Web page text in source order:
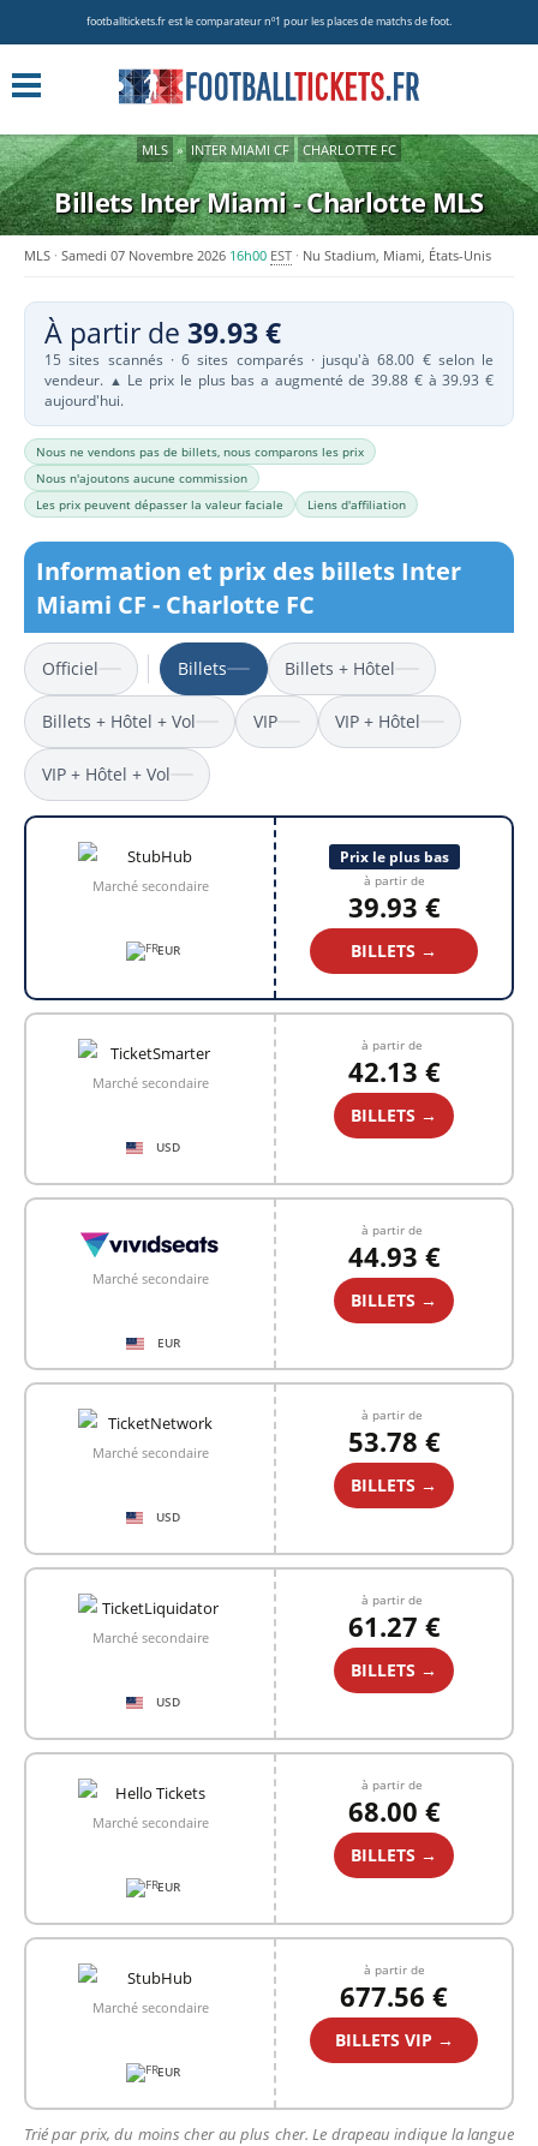
footballtickets.fr est le comparateur nº1 pour les places de matchs de foot.
MLS » INTER MIAMI CF CHARLOTTE FC
Billets Inter Miami - CharlotteMLS
MLS Samedi 07 Novembre 2026 16h00 EST Nu Stadium, Miami, États-Unis
À partir de 39.93 €
15 sites scannés · 6 sites comparés · jusqu'à 68.00 € selon le
vendeur. ▲ Le prix le plus bas a augmenté de 39.88 € à 39.93 €
aujourd'hui.
Nous ne vendons pas de billets, nous comparons les prix
Nous n'ajoutons aucune commission
Les prix peuvent dépasser la valeur faciale
Liens d'affiliation
Information et prix des billets Inter
Miami CF - Charlotte FC
Officiel Billets Billets + Hôtel
Billets + Hôtel + Vol VIP VIP + Hôtel
VIP + Hôtel + Vol
Marché secondaire
EUR
Prix le plus bas
à partir de
39.93 €
BILLETS →
Marché secondaire
USD
à partir de
42.13 €
BILLETS →
Marché secondaire
EUR
à partir de
44.93 €
BILLETS →
Marché secondaire
USD
à partir de
53.78 €
BILLETS →
Marché secondaire
USD
à partir de
61.27 €
BILLETS →
Marché secondaire
EUR
à partir de
68.00 €
BILLETS →
Marché secondaire
EUR
à partir de
677.56 €
BILLETS VIP →
Trié par prix, du moins cher au plus cher. Le drapeau indique la langue